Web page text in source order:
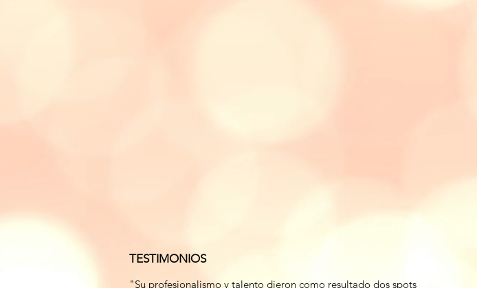
TESTIMONIOS
"Su profesionalismo y talento dieron como resultado dos spots